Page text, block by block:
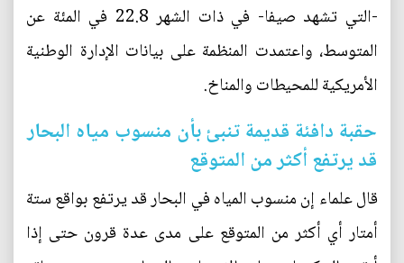
-التي تشهد صيفا- في ذات الشهر 22.8 في المئة عن
المتوسط، واعتمدت المنظمة على بيانات الإدارة الوطنية
الأمريكية للمحيطات والمناخ.
حقبة دافئة قديمة تنبئ بأن منسوب مياه البحار
قد يرتفع أكثر من المتوقع
قال علماء إن منسوب المياه في البحار قد يرتفع بواقع ستة
أمتار أي أكثر من المتوقع على مدى عدة قرون حتى إذا